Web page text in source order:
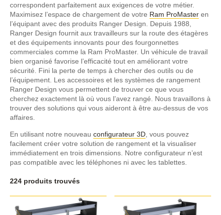
correspondent parfaitement aux exigences de votre métier.
Maximisez l’espace de chargement de votre Ram ProMaster en
l’équipant avec des produits Ranger Design. Depuis 1988,
Ranger Design fournit aux travailleurs sur la route des étagères
et des équipements innovants pour des fourgonnettes
commerciales comme la Ram ProMaster. Un véhicule de travail
bien organisé favorise l’efficacité tout en améliorant votre
sécurité. Fini la perte de temps à chercher des outils ou de
l’équipement. Les accessoires et les systèmes de rangement
Ranger Design vous permettent de trouver ce que vous
cherchez exactement là où vous l’avez rangé. Nous travaillons à
trouver des solutions qui vous aideront à être au-dessus de vos
affaires.
En utilisant notre nouveau configurateur 3D , vous pouvez
facilement créer votre solution de rangement et la visualiser
immédiatement en trois dimensions. Notre configurateur n’est
pas compatible avec les téléphones ni avec les tablettes.
224 produits trouvés